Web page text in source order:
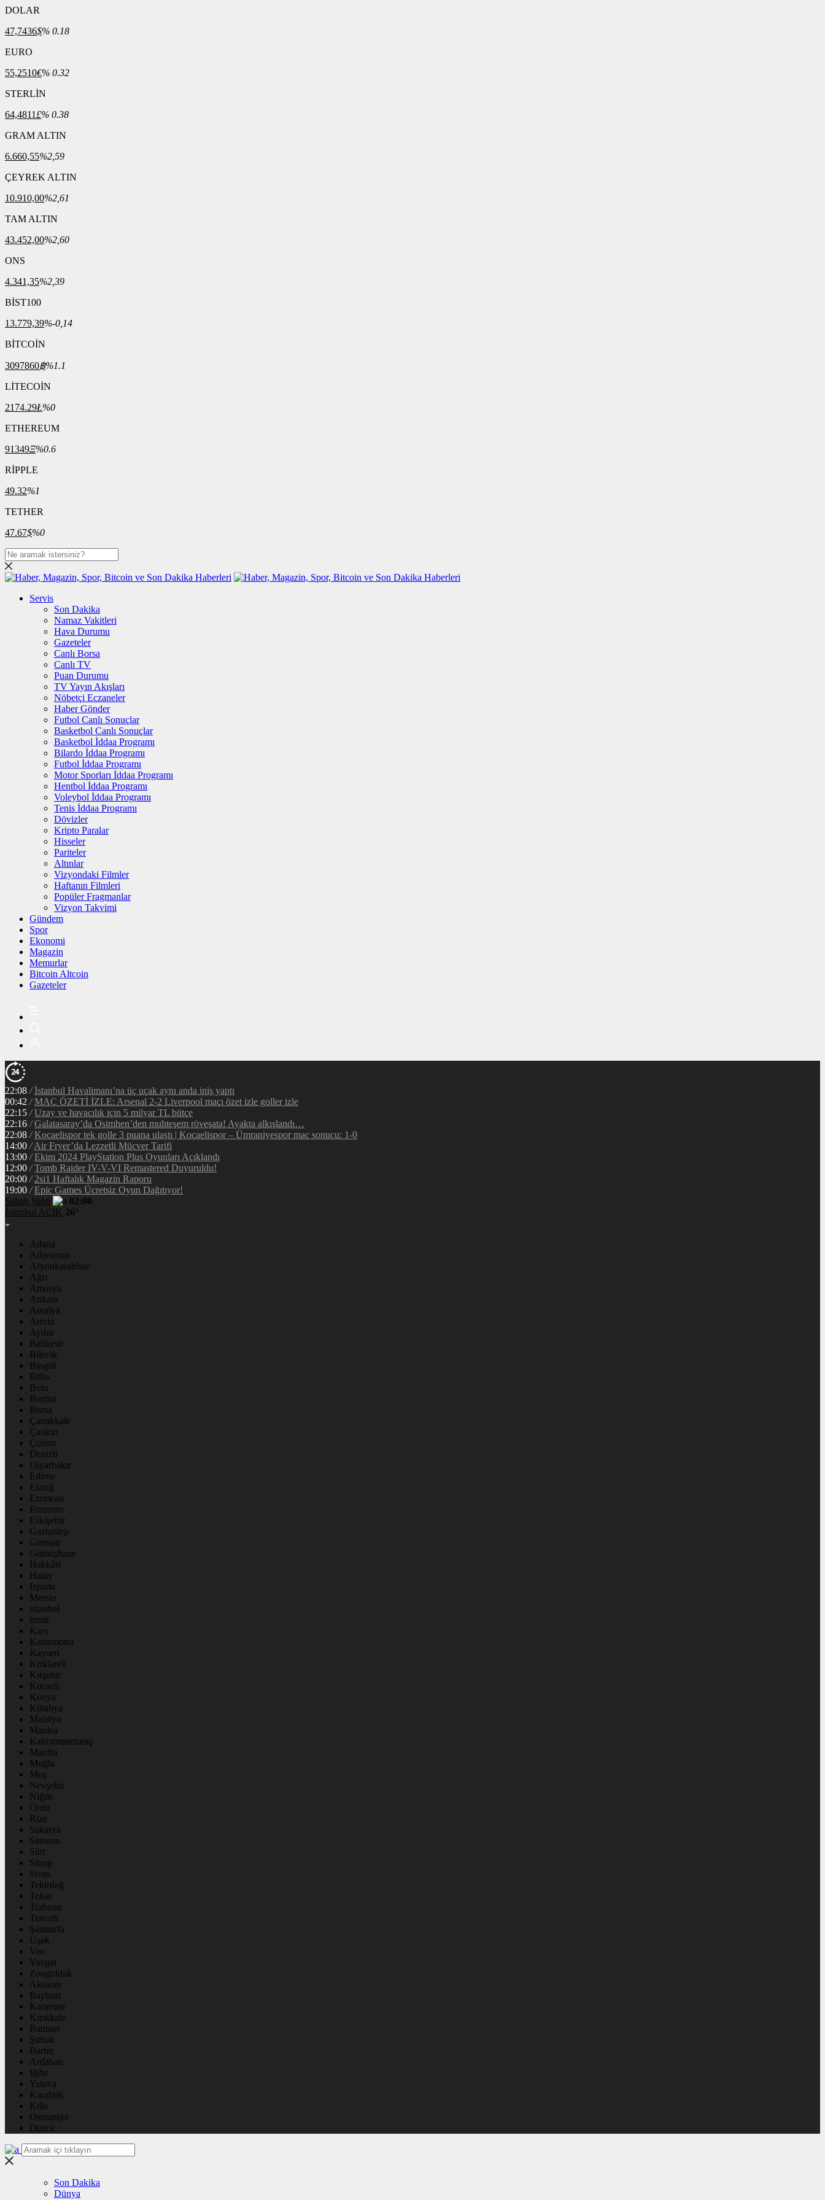
DOLAR
47,7436$% 0.18
EURO
55,2510€% 0.32
STERLİN
64,4811£% 0.38
GRAM ALTIN
6.660,55%2,59
ÇEYREK ALTIN
10.910,00%2,61
TAM ALTIN
43.452,00%2,60
ONS
4.341,35%2,39
BİST100
13.779,39%-0,14
BİTCOİN
3097860฿%1.1
LİTECOİN
2174.29Ł%0
ETHEREUM
91349Ξ%0.6
RİPPLE
49.32%1
TETHER
47.67$%0
Servis
Son Dakika
Namaz Vakitleri
Hava Durumu
Gazeteler
Canlı Borsa
Canlı TV
Puan Durumu
TV Yayın Akışları
Nöbetçi Eczaneler
Haber Gönder
Futbol Canlı Sonuçlar
Basketbol Canlı Sonuçlar
Basketbol İddaa Programı
Bilardo İddaa Programı
Futbol İddaa Programı
Motor Sporları İddaa Programı
Hentbol İddaa Programı
Voleybol İddaa Programı
Tenis İddaa Programı
Dövizler
Kripto Paralar
Hisseler
Pariteler
Altınlar
Vizyondaki Filmler
Haftanın Filmleri
Popüler Fragmanlar
Vizyon Takvimi
Gündem
Spor
Ekonomi
Magazin
Memurlar
Bitcoin Altcoin
Gazeteler
22:08 / İstanbul Havalimanı’na üç uçak aynı anda iniş yaptı
00:42 / MAÇ ÖZETİ İZLE: Arsenal 2-2 Liverpool maçı özet izle goller izle
22:15 / Uzay ve havacılık için 5 milyar TL bütçe
22:16 / Galatasaray’da Osimhen’den muhteşem röveşata! Ayakta alkışlandı…
22:08 / Kocaelispor tek golle 3 puana ulaştı | Kocaelispor – Ümraniyespor maç sonucu: 1-0
14:00 / Air Fryer’da Lezzetli Mücver Tarifi
13:00 / Ekim 2024 PlayStation Plus Oyunları Açıklandı
12:00 / Tomb Raider IV-V-VI Remastered Duyuruldu!
20:00 / 2si1 Haftalık Magazin Raporu
19:00 / Epic Games Ücretsiz Oyun Dağıtıyor!
Sabah Vakti
02:00
İstanbul AÇIK 26°
Adana
Adıyaman
Afyonkarahisar
Ağrı
Amasya
Ankara
Antalya
Artvin
Aydın
Balıkesir
Bilecik
Bingöl
Bitlis
Bolu
Burdur
Bursa
Çanakkale
Çankırı
Çorum
Denizli
Diyarbakır
Edirne
Elazığ
Erzincan
Erzurum
Eskişehir
Gaziantep
Giresun
Gümüşhane
Hakkâri
Hatay
Isparta
Mersin
istanbul
izmir
Kars
Kastamonu
Kayseri
Kırklareli
Kırşehir
Kocaeli
Konya
Kütahya
Malatya
Manisa
Kahramanmaraş
Mardin
Muğla
Muş
Nevşehir
Niğde
Ordu
Rize
Sakarya
Samsun
Siirt
Sinop
Sivas
Tekirdağ
Tokat
Trabzon
Tunceli
Şanlıurfa
Uşak
Van
Yozgat
Zonguldak
Aksaray
Bayburt
Karaman
Kırıkkale
Batman
Şırnak
Bartın
Ardahan
Iğdır
Yalova
Karabük
Kilis
Osmaniye
Düzce
Son Dakika
Dünya